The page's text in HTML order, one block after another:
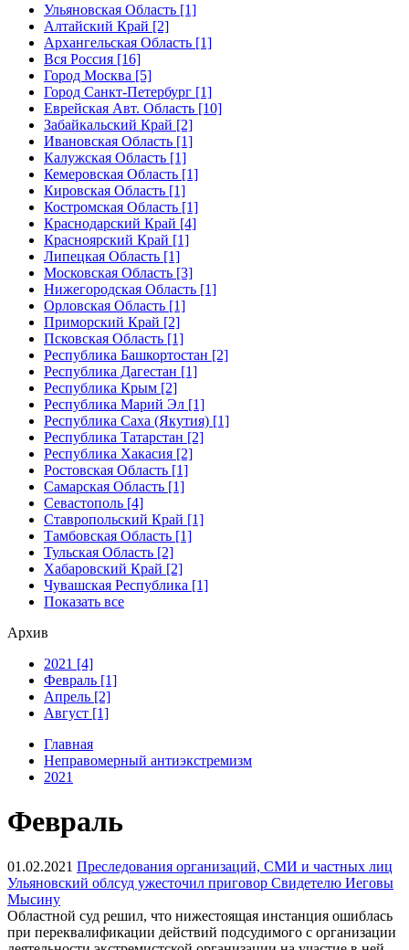
Ульяновская Область [1]
Алтайский Край [2]
Архангельская Область [1]
Вся Россия [16]
Город Москва [5]
Город Санкт-Петербург [1]
Еврейская Авт. Область [10]
Забайкальский Край [2]
Ивановская Область [1]
Калужская Область [1]
Кемеровская Область [1]
Кировская Область [1]
Костромская Область [1]
Краснодарский Край [4]
Красноярский Край [1]
Липецкая Область [1]
Московская Область [3]
Нижегородская Область [1]
Орловская Область [1]
Приморский Край [2]
Псковская Область [1]
Республика Башкортостан [2]
Республика Дагестан [1]
Республика Крым [2]
Республика Марий Эл [1]
Республика Саха (Якутия) [1]
Республика Татарстан [2]
Республика Хакасия [2]
Ростовская Область [1]
Самарская Область [1]
Севастополь [4]
Ставропольский Край [1]
Тамбовская Область [1]
Тульская Область [2]
Хабаровский Край [2]
Чувашская Республика [1]
Показать все
Архив
2021 [4]
Февраль [1]
Апрель [2]
Август [1]
Главная
Неправомерный антиэкстремизм
2021
Февраль
01.02.2021 Преследования организаций, СМИ и частных лиц
Ульяновский облсуд ужесточил приговор Свидетелю Иеговы
Мысину
Областной суд решил, что нижестоящая инстанция ошиблась
при переквалификации действий подсудимого с организации